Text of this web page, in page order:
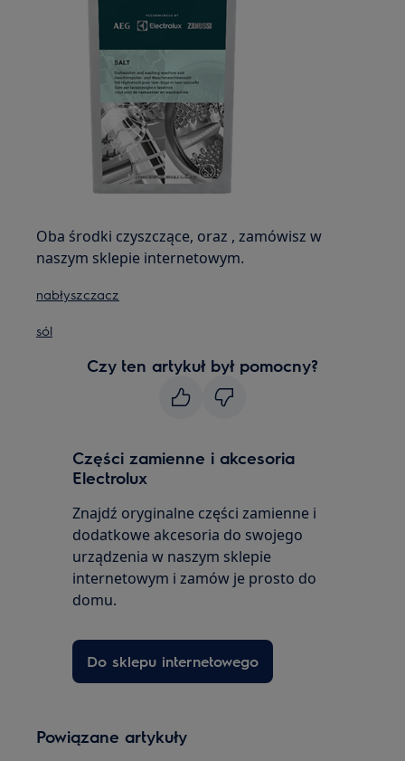
Oba środki czyszczące, oraz , zamówisz w
naszym sklepie internetowym.
nabłyszczacz
sól
Czy ten artykuł był pomocny?
Części zamienne i akcesoria
Electrolux
Znajdź oryginalne części zamienne i
dodatkowe akcesoria do swojego
urządzenia w naszym sklepie
internetowym i zamów je prosto do
domu.
Do sklepu internetowego
Powiązane artykuły